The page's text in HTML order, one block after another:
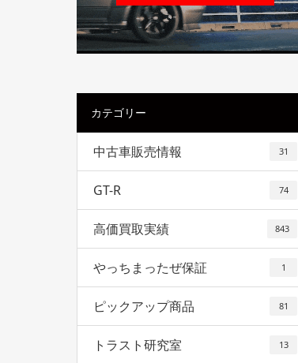
カテゴリー
中古車販売情報 31
GT-R 74
高価買取実績 843
やっちまったぜ保証 1
ピックアップ商品 81
トラスト研究室 13